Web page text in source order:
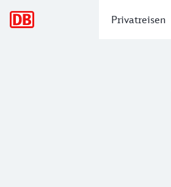
Privatreisen